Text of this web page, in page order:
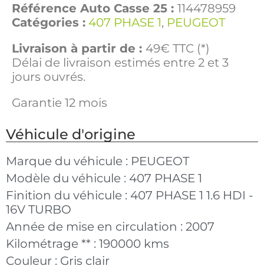
Référence Auto Casse 25 : 114478959
Catégories : 407 PHASE 1, PEUGEOT
Livraison à partir de : 49€ TTC (*)
Délai de livraison estimés entre 2 et 3
jours ouvrés.
Garantie 12 mois
Véhicule d'origine
Marque du véhicule : PEUGEOT
Modèle du véhicule : 407 PHASE 1
Finition du véhicule : 407 PHASE 1 1.6 HDI -
16V TURBO
Année de mise en circulation : 2007
Kilométrage ** : 190000 kms
Couleur : Gris clair